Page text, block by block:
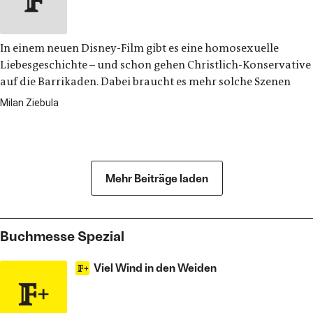
In einem neuen Disney-Film gibt es eine homosexuelle
Liebesgeschichte – und schon gehen Christlich-Konservative
auf die Barrikaden. Dabei braucht es mehr solche Szenen
Milan Ziebula
Mehr Beiträge laden
Buchmesse Spezial
Viel Wind in den Weiden